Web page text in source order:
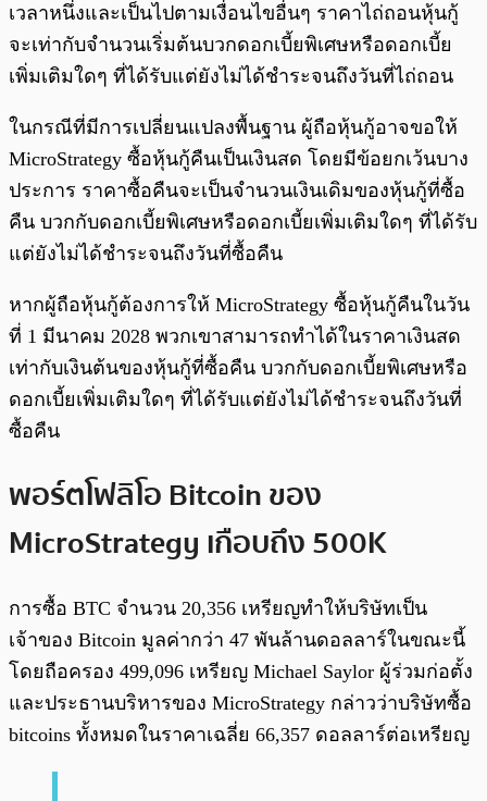
เวลาหนึ่งและเป็นไปตามเงื่อนไขอื่นๆ ราคาไถ่ถอนหุ้นกู้
จะเท่ากับจำนวนเริ่มต้นบวกดอกเบี้ยพิเศษหรือดอกเบี้ย
เพิ่มเติมใดๆ ที่ได้รับแต่ยังไม่ได้ชำระจนถึงวันที่ไถ่ถอน
ในกรณีที่มีการเปลี่ยนแปลงพื้นฐาน ผู้ถือหุ้นกู้อาจขอให้
MicroStrategy ซื้อหุ้นกู้คืนเป็นเงินสด โดยมีข้อยกเว้นบาง
ประการ ราคาซื้อคืนจะเป็นจำนวนเงินเดิมของหุ้นกู้ที่ซื้อ
คืน บวกกับดอกเบี้ยพิเศษหรือดอกเบี้ยเพิ่มเติมใดๆ ที่ได้รับ
แต่ยังไม่ได้ชำระจนถึงวันที่ซื้อคืน
หากผู้ถือหุ้นกู้ต้องการให้ MicroStrategy ซื้อหุ้นกู้คืนในวัน
ที่ 1 มีนาคม 2028 พวกเขาสามารถทำได้ในราคาเงินสด
เท่ากับเงินต้นของหุ้นกู้ที่ซื้อคืน บวกกับดอกเบี้ยพิเศษหรือ
ดอกเบี้ยเพิ่มเติมใดๆ ที่ได้รับแต่ยังไม่ได้ชำระจนถึงวันที่
ซื้อคืน
พอร์ตโฟลิโอ Bitcoin ของ
MicroStrategy เกือบถึง 500K
การซื้อ BTC จำนวน 20,356 เหรียญทำให้บริษัทเป็น
เจ้าของ Bitcoin มูลค่ากว่า 47 พันล้านดอลลาร์ในขณะนี้
โดยถือครอง 499,096 เหรียญ Michael Saylor ผู้ร่วมก่อตั้ง
และประธานบริหารของ MicroStrategy กล่าวว่าบริษัทซื้อ
bitcoins ทั้งหมดในราคาเฉลี่ย 66,357 ดอลลาร์ต่อเหรียญ